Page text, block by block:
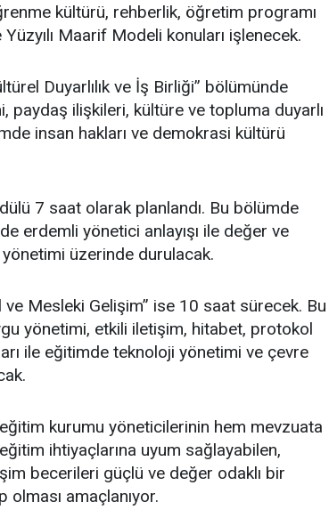
kültürü, rehberlik, öğretim programı
Yüzyılı Maarif Modeli konuları işlenecek.
Duyarlılık ve İş Birliği” bölümünde
paydaş ilişkileri, kültüre ve topluma duyarlı
insan hakları ve demokrasi kültürü
7 saat olarak planlandı. Bu bölümde
erdemli yönetici anlayışı ile değer ve
üzerinde durulacak.
Mesleki Gelişim” ise 10 saat sürecek. Bu
yönetimi, etkili iletişim, hitabet, protokol
ile eğitimde teknoloji yönetimi ve çevre
kurumu yöneticilerinin hem mevzuata
ihtiyaçlarına uyum sağlayabilen,
becerileri güçlü ve değer odaklı bir
olması amaçlanıyor.